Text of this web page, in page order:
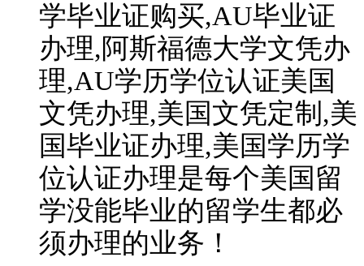
学毕业证购买,AU毕业证
办理,阿斯福德大学文凭办
理,AU学历学位认证美国
文凭办理,美国文凭定制,美
国毕业证办理,美国学历学
位认证办理是每个美国留
学没能毕业的留学生都必
须办理的业务！